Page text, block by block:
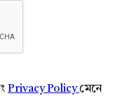
Privacy Policyমেনে